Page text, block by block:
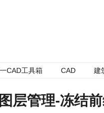
CAD工具箱 CAD 建
层管理-冻结